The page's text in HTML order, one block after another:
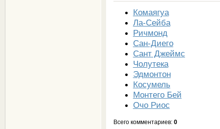
Комаягуа
Ла-Сейба
Ричмонд
Сан-Диего
Сант Джеймс
Чолутека
Эдмонтон
Косумель
Монтего Бей
Очо Риос
Всего комментариев: 0